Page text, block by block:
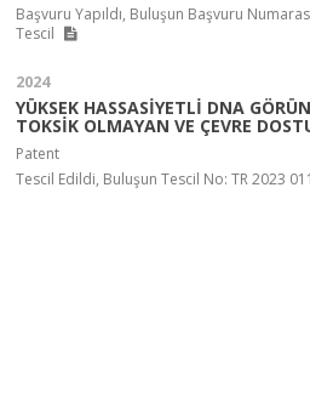
Başvuru Yapıldı, Buluşun Başvuru
Tescil
2024
YÜKSEK HASSASİYETLİ DNA
TOKSİK OLMAYAN VE ÇEVRE
Patent
Tescil Edildi, Buluşun Tescil No: TR 2023